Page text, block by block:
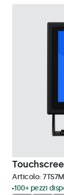
Articolo: 7TS7M
100+ pezzi